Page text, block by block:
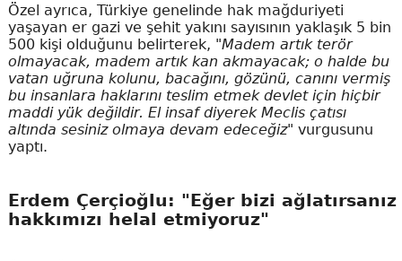
Özel ayrıca, Türkiye genelinde hak mağduriyeti
yaşayan er gazi ve şehit yakını sayısının yaklaşık 5 bin
500 kişi olduğunu belirterek, "Madem artık terör
olmayacak, madem artık kan akmayacak; o halde bu
vatan uğruna kolunu, bacağını, gözünü, canını vermiş
bu insanlara haklarını teslim etmek devlet için hiçbir
maddi yük değildir. El insaf diyerek Meclis çatısı
altında sesiniz olmaya devam edeceğiz" vurgusunu
yaptı.
Erdem Çerçioğlu: "Eğer bizi ağlatırsanız
hakkımızı helal etmiyoruz"